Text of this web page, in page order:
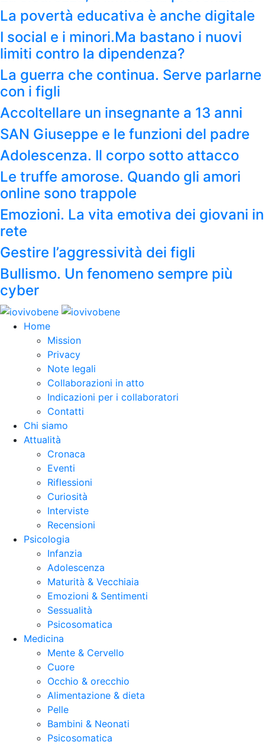
La povertà educativa è anche digitale
I social e i minori.Ma bastano i nuovi
limiti contro la dipendenza?
La guerra che continua. Serve parlarne
con i figli
Accoltellare un insegnante a 13 anni
SAN Giuseppe e le funzioni del padre
Adolescenza. Il corpo sotto attacco
Le truffe amorose. Quando gli amori
online sono trappole
Emozioni. La vita emotiva dei giovani in
rete
Gestire l’aggressività dei figli
Bullismo. Un fenomeno sempre più
cyber
Home
Mission
Privacy
Note legali
Collaborazioni in atto
Indicazioni per i collaboratori
Contatti
Chi siamo
Attualità
Cronaca
Eventi
Riflessioni
Curiosità
Interviste
Recensioni
Psicologia
Infanzia
Adolescenza
Maturità & Vecchiaia
Emozioni & Sentimenti
Sessualità
Psicosomatica
Medicina
Mente & Cervello
Cuore
Occhio & orecchio
Alimentazione & dieta
Pelle
Bambini & Neonati
Psicosomatica